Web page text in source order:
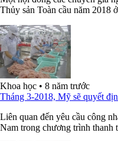
Thủy sản Toàn cầu năm 2018
Khoa học • 8 năm trước
Tháng 3-2018, Mỹ sẽ quyết
Liên quan đến yêu cầu công
Nam trong chương trình thanh